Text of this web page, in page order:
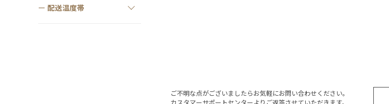
配送温度帯
ご不明な点がございましたらお気軽にお問い合わせください。
カスタマーサポートセンターよりご返答させていただきます。